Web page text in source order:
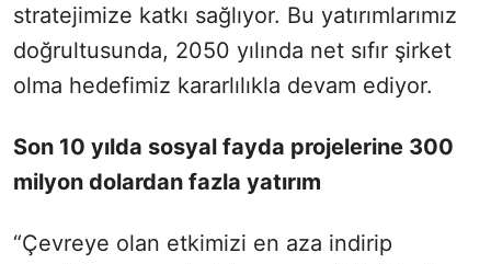
stratejimize katkı sağlıyor. Bu yatırımlarımız
doğrultusunda, 2050 yılında net sıfır şirket
olma hedefimiz kararlılıkla devam ediyor.
Son 10 yılda sosyal fayda projelerine 300
milyon dolardan fazla yatırım
“Çevreye olan etkimizi en aza indirip